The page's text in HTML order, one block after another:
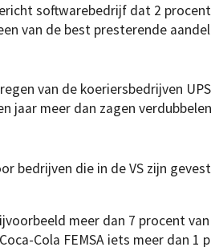
softwarebedrijf dat 2
van de best presterende
van de koeriersbedrijven
jaar meer dan zagen
bedrijven die in de VS zijn
meer dan 7 procent
Cola FEMSA iets meer dan 1